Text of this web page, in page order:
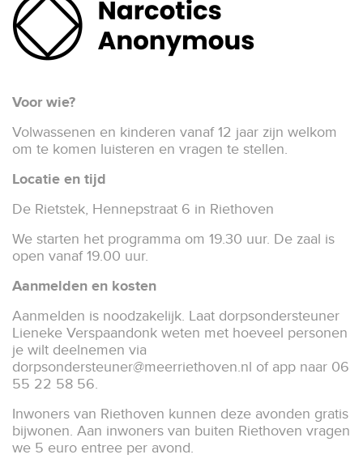
Voor wie?
Volwassenen en kinderen vanaf 12 jaar zijn welkom
om te komen luisteren en vragen te stellen.
Locatie en tijd
De Rietstek, Hennepstraat 6 in Riethoven
We starten het programma om 19.30 uur. De zaal is
open vanaf 19.00 uur.
Aanmelden en kosten
Aanmelden is noodzakelijk. Laat dorpsondersteuner
Lieneke Verspaandonk weten met hoeveel personen
je wilt deelnemen via
dorpsondersteuner@meerriethoven.nl of app naar 06
55 22 58 56.
Inwoners van Riethoven kunnen deze avonden gratis
bijwonen. Aan inwoners van buiten Riethoven vragen
we 5 euro entree per avond.